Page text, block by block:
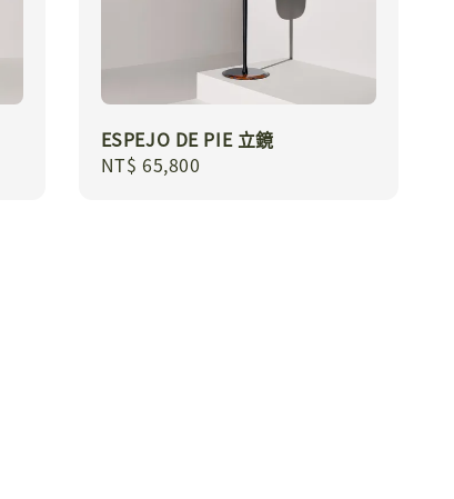
ESPEJO DE PIE 立鏡
Regular
NT$ 65,800